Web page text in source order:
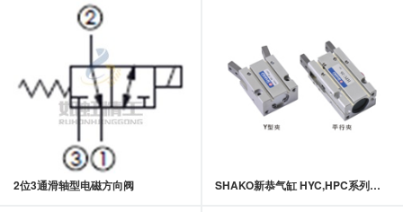
2位3通滑轴型电磁方向阀 SHAKO新恭气缸 HYC,HPC系列气压夹爪